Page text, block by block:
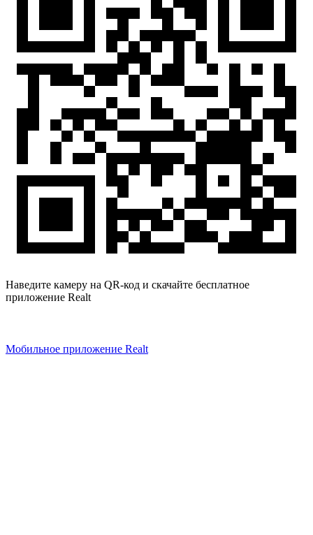
Наведите камеру на QR-код и скачайте бесплатное
приложение Realt
Мобильное приложение Realt